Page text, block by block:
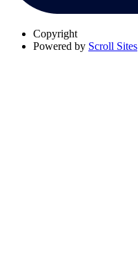
Copyright
Powered by Scroll Sites